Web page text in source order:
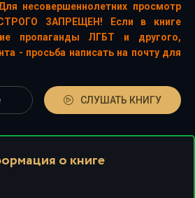
несовершеннолетних просмотр
ЗАПРЕЩЕН! Если в книге
пропаганды ЛГБТ и другого,
- просьба написать на почту для
СЛУШАТЬ КНИГУ
о книге